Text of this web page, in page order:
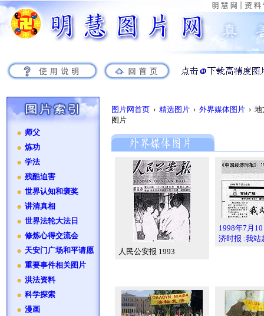
师父
炼功
学法
残酷迫害
世界认知和褒奖
讲清真相
世界法轮大法日
修炼心得交流会
天安门广场和平请愿
重要事件相关图片
洪法资料
科学探索
漫画
图片网首页 › 精选图片 › 外界媒体图片 ›
图片
人民公安报 1993
1998年7月
济时报 :我站